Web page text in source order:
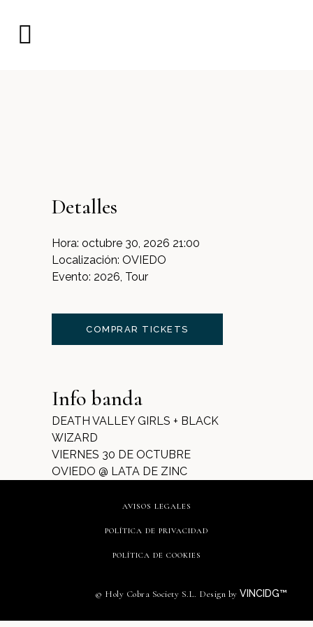
Detalles
Hora: octubre 30, 2026 21:00
Localización: OVIEDO
Evento: 2026, Tour
COMPRAR TICKETS
Info banda
DEATH VALLEY GIRLS + BLACK
WIZARD
VIERNES 30 DE OCTUBRE
OVIEDO @ LATA DE ZINC
AVISOS LEGALES
POLÍTICA DE PRIVACIDAD
POLÍTICA DE COOKIES
© Holy Cobra Society S.L. Design by VINCIDG™